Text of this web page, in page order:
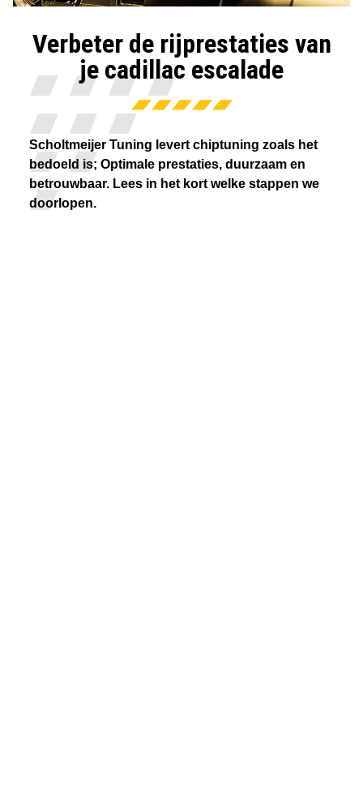
Verbeter de rijprestaties van
je cadillac escalade
Scholtmeijer Tuning levert chiptuning zoals het
bedoeld is; Optimale prestaties, duurzaam en
betrouwbaar. Lees in het kort welke stappen we
doorlopen.